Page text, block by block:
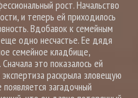
рост. Начальство
и теперь ей приходилось
Вдобавок к семейным
одно несчастье. Ее дядя
семейное кладбище,
это показалось ей
раскрыла зловещую
загадочный